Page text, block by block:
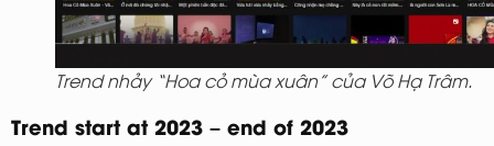
Trend nhảy “Hoa cỏ mùa xuân” của Võ Hạ Trâm.
Trend start at 2023 – end of 2023